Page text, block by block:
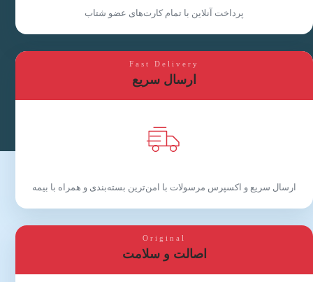
پرداخت آنلاین با تمام کارت‌های عضو شتاب
Fast Delivery
ارسال سریع
ارسال سریع و اکسپرس مرسولات با امن‌ترین بسته‌بندی و همراه با بیمه
Original
اصالت و سلامت